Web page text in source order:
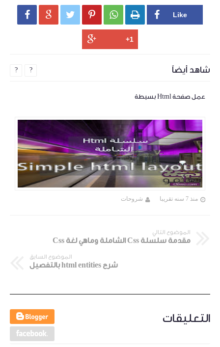
     
شاهد أيضاً
عمل صفحة Html بسيطة
منذ 7 سنه تقريبا شروحات
? ?
الموضوع التالي
مقدمة سلسلة Css الشاملة وماهي لغة Css
الموضوع السابق
شرح html entities بالتفصيل
التعليقات